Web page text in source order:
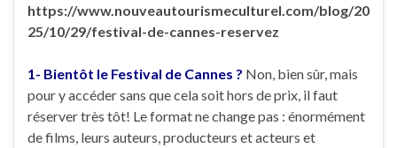
https://www.nouveautourismeculturel.com/blog/20
25/10/29/festival-de-cannes-reservez
1- Bientôt le Festival de Cannes ? Non, bien sûr, mais
pour y accéder sans que cela soit hors de prix, il faut
réserver très tôt! Le format ne change pas : énormément
de films, leurs auteurs, producteurs et acteurs et